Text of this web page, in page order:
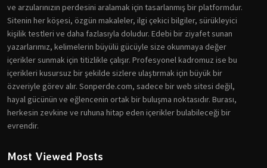
ve arzularınızın perdesini aralamak için tasarlanmış bir platformdur.
Sitenin her köşesi, özgün makaleler, ilgi çekici bilgiler, sürükleyici
kişilik testleri ve daha fazlasıyla doludur. Edebi bir ziyafet sunan
yazarlarımız, kelimelerin büyülü gücüyle size okunmaya değer
içerikler sunmak için titizlikle çalışır. Profesyonel kadromuz ise bu
içerikleri kusursuz bir şekilde sizlere ulaştırmak için büyük bir
özveriyle görev alır. Sonperde.com, sadece bir web sitesi değil,
hayal gücünün ve eğlencenin ortak bir buluşma noktasıdır. Burası,
herkesin zevkine ve ruhuna hitap eden içerikler bulabileceği bir
evrendir.
Most Viewed Posts